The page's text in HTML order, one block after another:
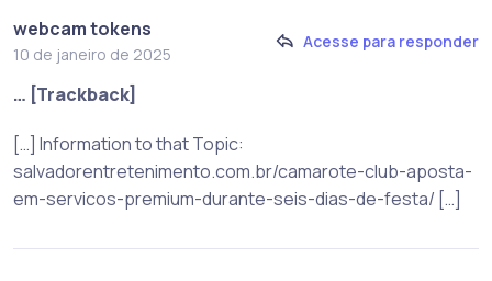
webcam tokens
10 de janeiro de 2025
Acesse para responder
… [Trackback]
[…] Information to that Topic:
salvadorentretenimento.com.br/camarote-club-aposta-
em-servicos-premium-durante-seis-dias-de-festa/ […]